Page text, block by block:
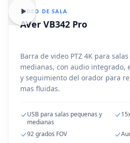
VIDEO DE SALA
AVer VB342 Pro
Barra de video PTZ 4K para
medianas, con audio integrado,
y seguimiento del orador para
mas fluidas.
USB para salas pequenas y
medianas
92 grados FOV